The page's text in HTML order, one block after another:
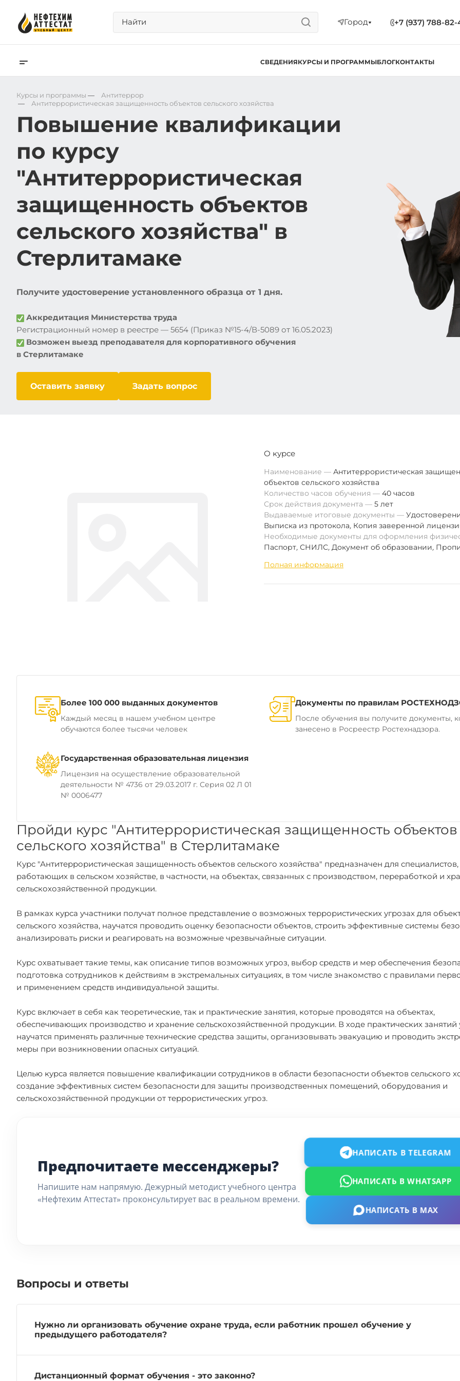
Город +7 (937) 788-82-
СВЕДЕНИЯКУРСЫ И ПРОГРАММЫБЛОГКОНТАКТЫ
Курсы и программы —
Антитеррор
—
Антитеррористическая защищенность объектов сельского хозяйства
Повышение квалификации
по курсу
"Антитеррористическая
защищенность объектов
сельского хозяйства" в
Стерлитамаке
Получите удостоверение установленного образца от 1 дня.
Аккредитация Министерства труда
Регистрационный номер в реестре — 5654 (Приказ №15-4/В-5089 от 16.05.2023)
Возможен выезд преподавателя для корпоративного обучения
в Стерлитамаке
Оставить заявку Задать вопрос
О курсе
Наименование
Антитеррористическая
объектов сельского хозяйства
Количество часов обучения
40 часов
Срок действия документа
5 лет
Выдаваемые итоговые документы
Выписка из протокола, Копия заверенной
Необходимые документы для оформления
Паспорт, СНИЛС, Документ об образовании,
Полная информация
Более 100 000 выданных документов
Каждый месяц в нашем учебном центре
обучаются более тысячи человек
Документы по правилам
После обучения вы получите документы,
занесено в Росреестр Ростехнадзора.
Государственная образовательная лицензия
Лицензия на осуществление образовательной
деятельности № 4736 от 29.03.2017 г. Серия 02 Л 01
№ 0006477
Пройди курс "Антитеррористическая защищенность объектов
сельского хозяйства" в Стерлитамаке
Курс "Антитеррористическая защищенность объектов сельского хозяйства" предназначен для специалистов,
работающих в сельском хозяйстве, в частности, на объектах, связанных с производством, переработкой и
сельскохозяйственной продукции.
В рамках курса участники получат полное представление о возможных террористических угрозах для
сельского хозяйства, научатся проводить оценку безопасности объектов, строить эффективные системы
анализировать риски и реагировать на возможные чрезвычайные ситуации.
Курс охватывает такие темы, как описание типов возможных угроз, выбор средств и мер обеспечения
подготовка сотрудников к действиям в экстремальных ситуациях, в том числе знакомство с правилами
и применением средств индивидуальной защиты.
Курс включает в себя как теоретические, так и практические занятия, которые проводятся на объектах,
обеспечивающих производство и хранение сельскохозяйственной продукции. В ходе практических занятий
научатся применять различные технические средства защиты, организовывать эвакуацию и проводить
меры при возникновении опасных ситуаций.
Целью курса является повышение квалификации сотрудников в области безопасности объектов сельского
создание эффективных систем безопасности для защиты производственных помещений, оборудования и
сельскохозяйственной продукции от террористических угроз.
Предпочитаете мессенджеры?
Напишите нам напрямую. Дежурный методист учебного центра
«Нефтехим Аттестат» проконсультирует вас в реальном времени.
НАПИСАТЬ В TELEGRAM
НАПИСАТЬ В WHATSAPP
НАПИСАТЬ В MAX
Вопросы и ответы
Нужно ли организовать обучение охране труда, если работник прошел обучение у
предыдущего работодателя?
Дистанционный формат обучения - это законно?